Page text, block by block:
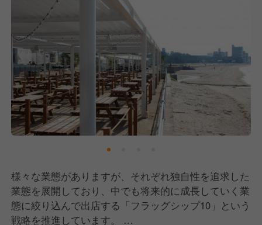
▼25歳男性
イタリアンカフェSEN℃で調理主任として、キッチ
ン全ポジションを任されていますが、基本はメインの
お肉を担当しています。
料理長や知り合いなどにおすすめのお店を紹介しても
らい、よく視察に行きます。
食べた料理を自分なりに解釈・吸収し自店舗で四季を
織り交ぜメニュー化に挑戦しています。前回の試食会
では春の季節なので春の食材を使ったメニューを提
一度提案したメニューを料理長、ディレクターの意見
を参考に再度改善。
今年「炭焼き鰆のペペロンチーノ 柑橘の香り」のパ
様々な業態がありますが、それぞれ独自性を追求した
業態を展開しており、中でも将来的に成長していく業
態に絞り込んで出店する「フラッグシップ10」という
戦略を推進しています。